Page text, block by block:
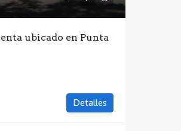
ubicado en Punta
Detalles